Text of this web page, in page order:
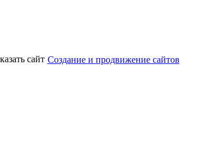
Создание и продвижение сайтов